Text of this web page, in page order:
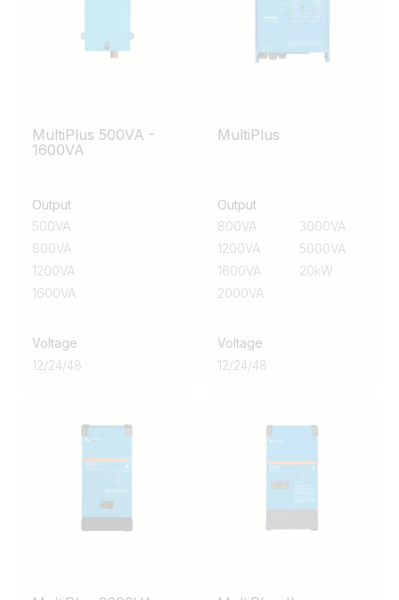
opțiuni complete de monitorizare și integrare a
ecosistemelor. Seria MultiPlus-II este perfectă pentru
sistemele de stocare a energiei, cu funcțiile sale anti-
MultiPlus 500VA -
1600VA
Output
500VA
800VA
1200VA
1600VA
Voltage
12/24/48
MultiPlus
Output
800VA
1200VA
1600VA
2000VA
3000VA
5000VA
20kW
Voltage
12/24/48